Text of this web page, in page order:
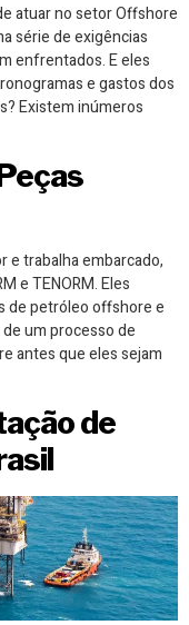
atuar no setor Offshore
série de exigências
enfrentados. E eles
e gastos dos
Existem inúmeros
e trabalha embarcado,
e TENORM. Eles
de petróleo offshore e
um processo de
antes que eles sejam
de